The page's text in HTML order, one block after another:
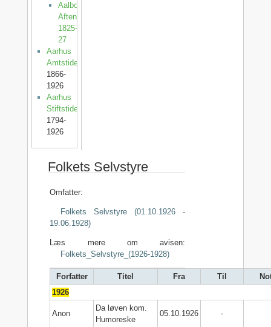
Aalborg
Aftenblad
1825-
27
Aarhus
Amtstidende
1866-
1926
Aarhus
Stiftstidende
1794-
1926
Folkets Selvstyre
Omfatter:
Folkets Selvstyre (01.10.1926 -
19.06.1928)
Læs mere om avisen:
Folkets_Selvstyre_(1926-1928)
Forfatter Titel Fra Til
1926
Anon
Da løven kom.
Humoreske
05.10.1926 -